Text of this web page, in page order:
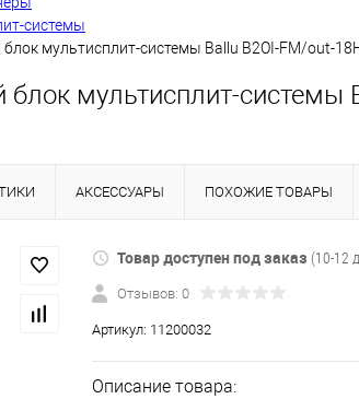
системы
мультисплит-системы Ballu B2OI-FM/out-
мультисплит-системы
АКСЕССУАРЫ ПОХОЖИЕ ТОВАРЫ
Товар доступен под заказ (10-12
Отзывов: 0
Артикул: 11200032
Описание товара: